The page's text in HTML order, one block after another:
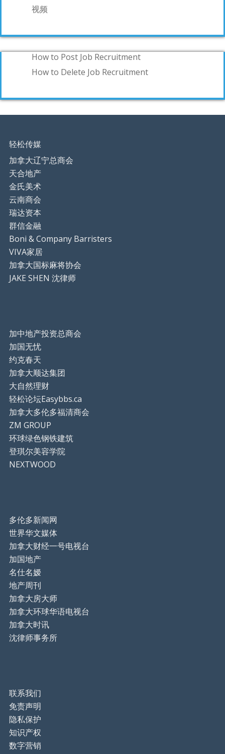
视频
How to Post Job Recruitment
How to Delete Job Recruitment
轻松传媒
加拿大辽宁总商会
天合地产
金氏美术
云南商会
瑞达资本
群信金融
Boni & Company Barristers
VIVA家居
加拿大国标麻将协会
JAKE SHEN 沈律师
加中地产投资总商会
加国无忧
约克春天
加拿大顺达集团
大自然理财
轻松论坛Easybbs.ca
加拿大多伦多福清商会
ZM GROUP
环球绿色钢铁建筑
登琪尔美容学院
NEXTWOOD
多伦多新闻网
世界华文媒体
加拿大财经一号电视台
加国地产
名仕名嫒
地产周刊
加拿大房大师
加拿大环球华语电视台
加拿大时讯
沈律师事务所
联系我们
免责声明
隐私保护
知识产权
数字营销